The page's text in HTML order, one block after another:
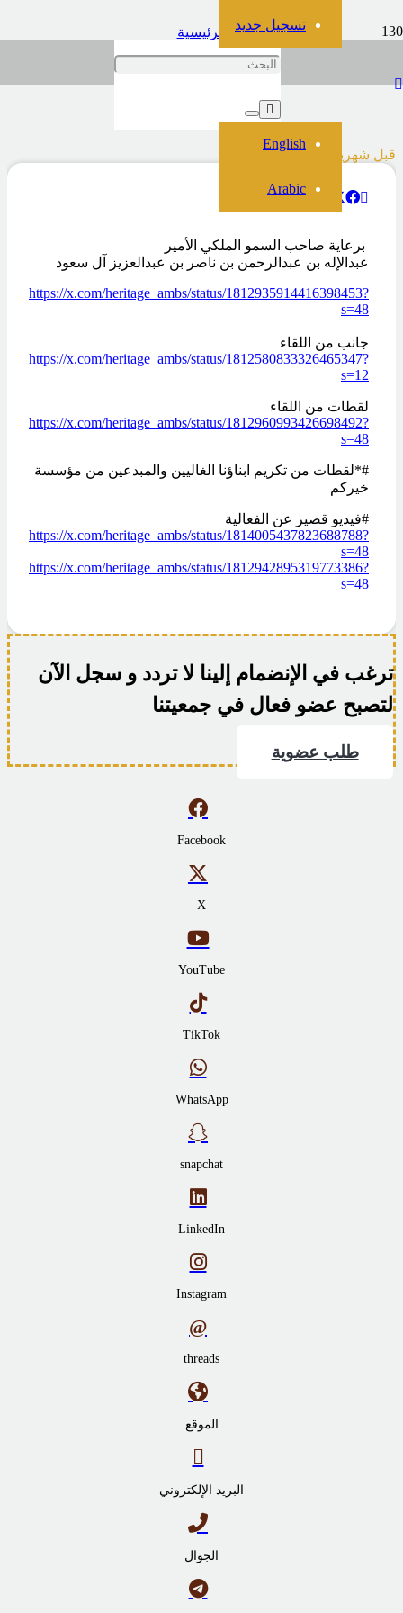
تسجيل جديد
English
Arabic
الرئيسية
لقاء هذا_تراثنا
قبل شهرين
‏ برعاية صاحب السمو الملكي الأمير
‏عبدالإله بن عبدالرحمن بن ناصر بن عبدالعزيز آل سعود
https://x.com/heritage_ambs/status/1812935914416398453?
s=48
جانب من اللقاء
https://x.com/heritage_ambs/status/1812580833326465347?
s=12
لقطات من اللقاء
https://x.com/heritage_ambs/status/1812960993426698492?
s=48
#*لقطات من تكريم ابناؤنا الغاليين والمبدعين من مؤسسة
خيركم
#فيديو قصير عن الفعالية
https://x.com/heritage_ambs/status/1814005437823688788?
s=48
https://x.com/heritage_ambs/status/1812942895319773386?
s=48
ترغب في الإنضمام إلينا لا تردد و سجل الآن
لتصبح عضو فعال في جمعيتنا
طلب عضوية
Facebook
X
YouTube
TikTok
WhatsApp
snapchat
LinkedIn
Instagram
threads
الموقع
البريد الإلكتروني
الجوال